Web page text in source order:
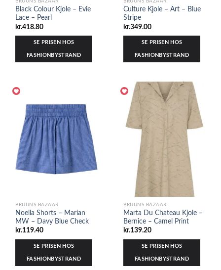
BRUUNS BAZAAR
Black Colour Kjole – Evie
Lace – Pearl
kr.418.80
SE PRISEN HOS
FASHIONBYSTRAND
BRUUNS BAZAAR
Culture Kjole – Art – Blue
Stripe
kr.349.00
SE PRISEN HOS
FASHIONBYSTRAND
BRUUNS BAZAAR
Noella Shorts – Marian
MW – Davy Blue Check
kr.119.40
SE PRISEN HOS
FASHIONBYSTRAND
BRUUNS BAZAAR
Marta Du Chateau Kjole –
Bernice – Camel Print
kr.139.20
SE PRISEN HOS
FASHIONBYSTRAND